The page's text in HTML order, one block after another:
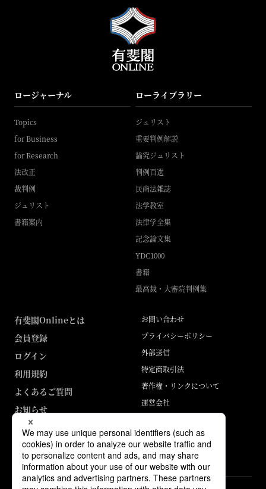
ロージャーナル
Topics
for Business
for Research
法改正
裁判例
ジュリスト
書籍案内
ローライブラリー
ジュリスト
重要判例解説
論究ジュリスト
判例百選
民商法雑誌
法学教室
法律学全集
記念論文集
YDC1000
書籍
最高裁・大審院判例集
有斐閣Onlineとは
会員登録
ログイン
利用規約
よくあるご質問
お知らせ
お問い合わせ
プライバシーポリシー
外部送信
特定商取引法
著作権・リンクについて
運営会社